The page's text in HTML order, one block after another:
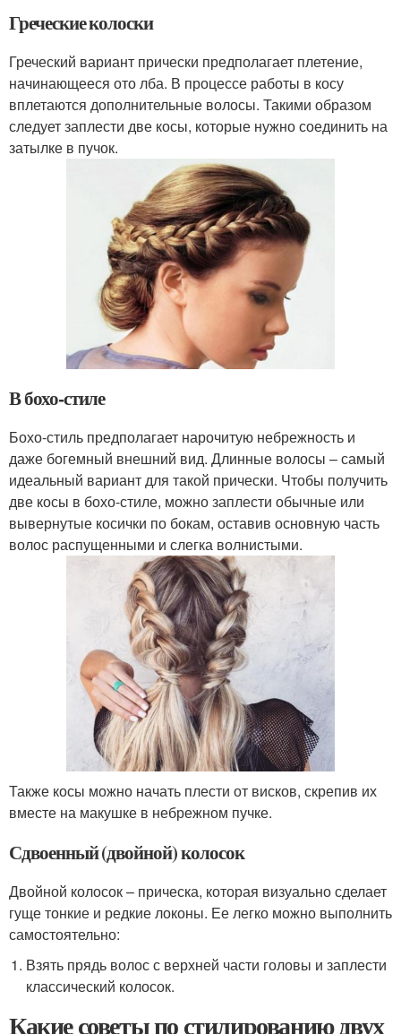
Греческие колоски
Греческий вариант прически предполагает плетение,
начинающееся ото лба. В процессе работы в косу
вплетаются дополнительные волосы. Такими образом
следует заплести две косы, которые нужно соединить на
затылке в пучок.
В бохо-стиле
Бохо-стиль предполагает нарочитую небрежность и
даже богемный внешний вид. Длинные волосы – самый
идеальный вариант для такой прически. Чтобы получить
две косы в бохо-стиле, можно заплести обычные или
вывернутые косички по бокам, оставив основную часть
волос распущенными и слегка волнистыми.
Также косы можно начать плести от висков, скрепив их
вместе на макушке в небрежном пучке.
Сдвоенный (двойной) колосок
Двойной колосок – прическа, которая визуально сделает
гуще тонкие и редкие локоны. Ее легко можно выполнить
самостоятельно:
Взять прядь волос с верхней части головы и заплести
классический колосок.
Какие советы по стилированию двух